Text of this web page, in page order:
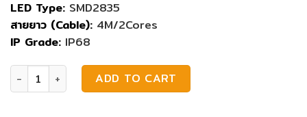
LED Type: SMD2835
สายยาว (Cable): 4M/2Cores
IP Grade: IP68
ไฟสระว่ายน้ำ Jesta Led Slim 8W 12V Warm White quantity
ADD TO CART